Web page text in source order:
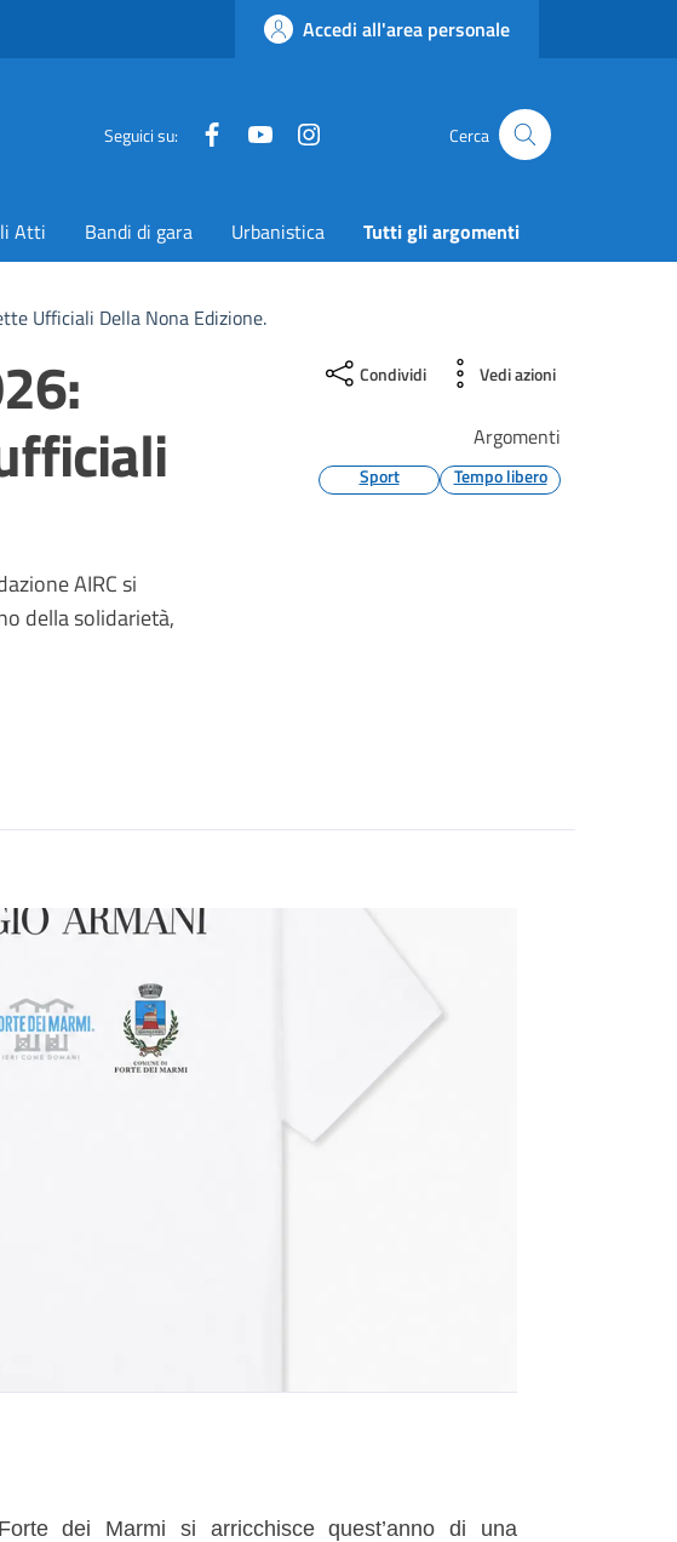
Accedi all'area personale
Seguici su: FacebookYouTube Cerca
Atti Bandi di gara Urbanistica Tutti gli argomenti
Ufficiali Della Nona Edizione.
AIRC si
della solidarietà,
Condividi Vedi azioni
Argomenti
Sport Tempo libero
dei Marmi si arricchisce quest’anno di una